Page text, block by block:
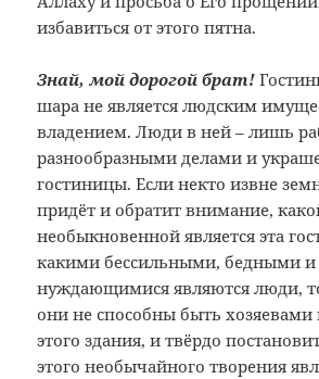
избавиться от этого пятна.
Знай, мой дорогой брат!
шара не является людским
владением. Люди в ней – лишь
разнообразными делами и
гостиницы. Если некто извне
придёт и обратит внимание,
необыкновенной является эта
какими бессильными, бедными и
нуждающимися являются люди,
они не способны быть
этого здания, и твёрдо
этого необычайного творения